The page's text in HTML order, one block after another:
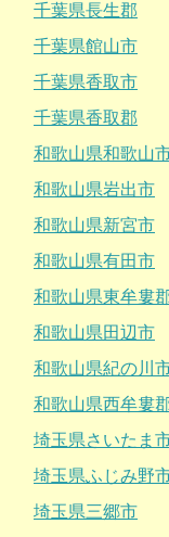
千葉県長生郡
千葉県館山市
千葉県香取市
千葉県香取郡
和歌山県和歌山
和歌山県岩出市
和歌山県新宮市
和歌山県有田市
和歌山県東牟婁
和歌山県田辺市
和歌山県紀の川
和歌山県西牟婁
埼玉県さいたま
埼玉県ふじみ野
埼玉県三郷市